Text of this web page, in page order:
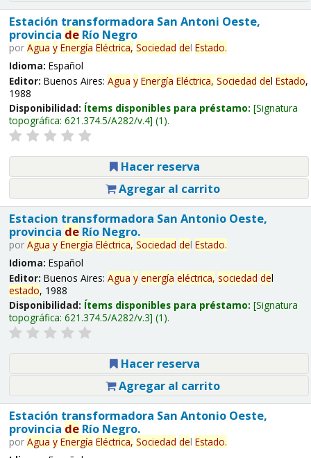
Estación transformadora San Antoni Oeste,
provincia deRío Negro
por Agua y Energía Eléctrica, Sociedad del Estado.
Idioma: Español
Editor: Buenos Aires: Agua y Energía Eléctrica, Sociedad del Estado,
1988
Disponibilidad: Ítems disponibles para préstamo: Signatura
topográfica: 621.374.5/A282/v.4 (1).
Hacer reserva
Agregar al carrito
Estacion transformadora San Antonio Oeste,
provincia deRío Negro.
por Agua y Energía Eléctrica, Sociedad del Estado.
Idioma: Español
Editor: Buenos Aires: Agua y energía eléctrica, sociedad del
estado, 1988
Disponibilidad: Ítems disponibles para préstamo: Signatura
topográfica: 621.374.5/A282/v.3 (1).
Hacer reserva
Agregar al carrito
Estación transformadora San Antonio Oeste,
provincia deRío Negro.
por Agua y Energía Eléctrica, Sociedad del Estado.